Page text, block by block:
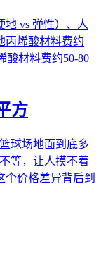
vs 弹性）、人
丙烯酸材料费约
酸材料费约50-80
方
球场地面到底多
等，让人摸不着
个价格差异背后到